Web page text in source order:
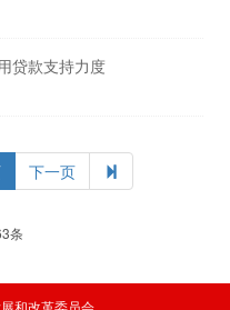
贷款支持力度
下一页
条
和改革委员会